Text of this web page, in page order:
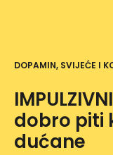
DOPAMIN, SVIJEĆE I
dobro piti
dućane